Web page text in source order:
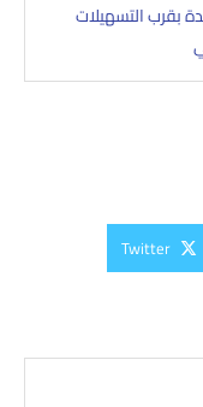
بقرب التسهيلات
Twitter